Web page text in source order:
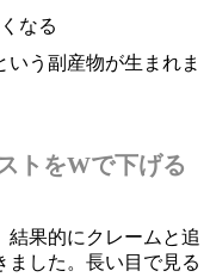
なる
う副産物が生まれま
トをWで下げる
結果的にクレームと追
ました。長い目で見る